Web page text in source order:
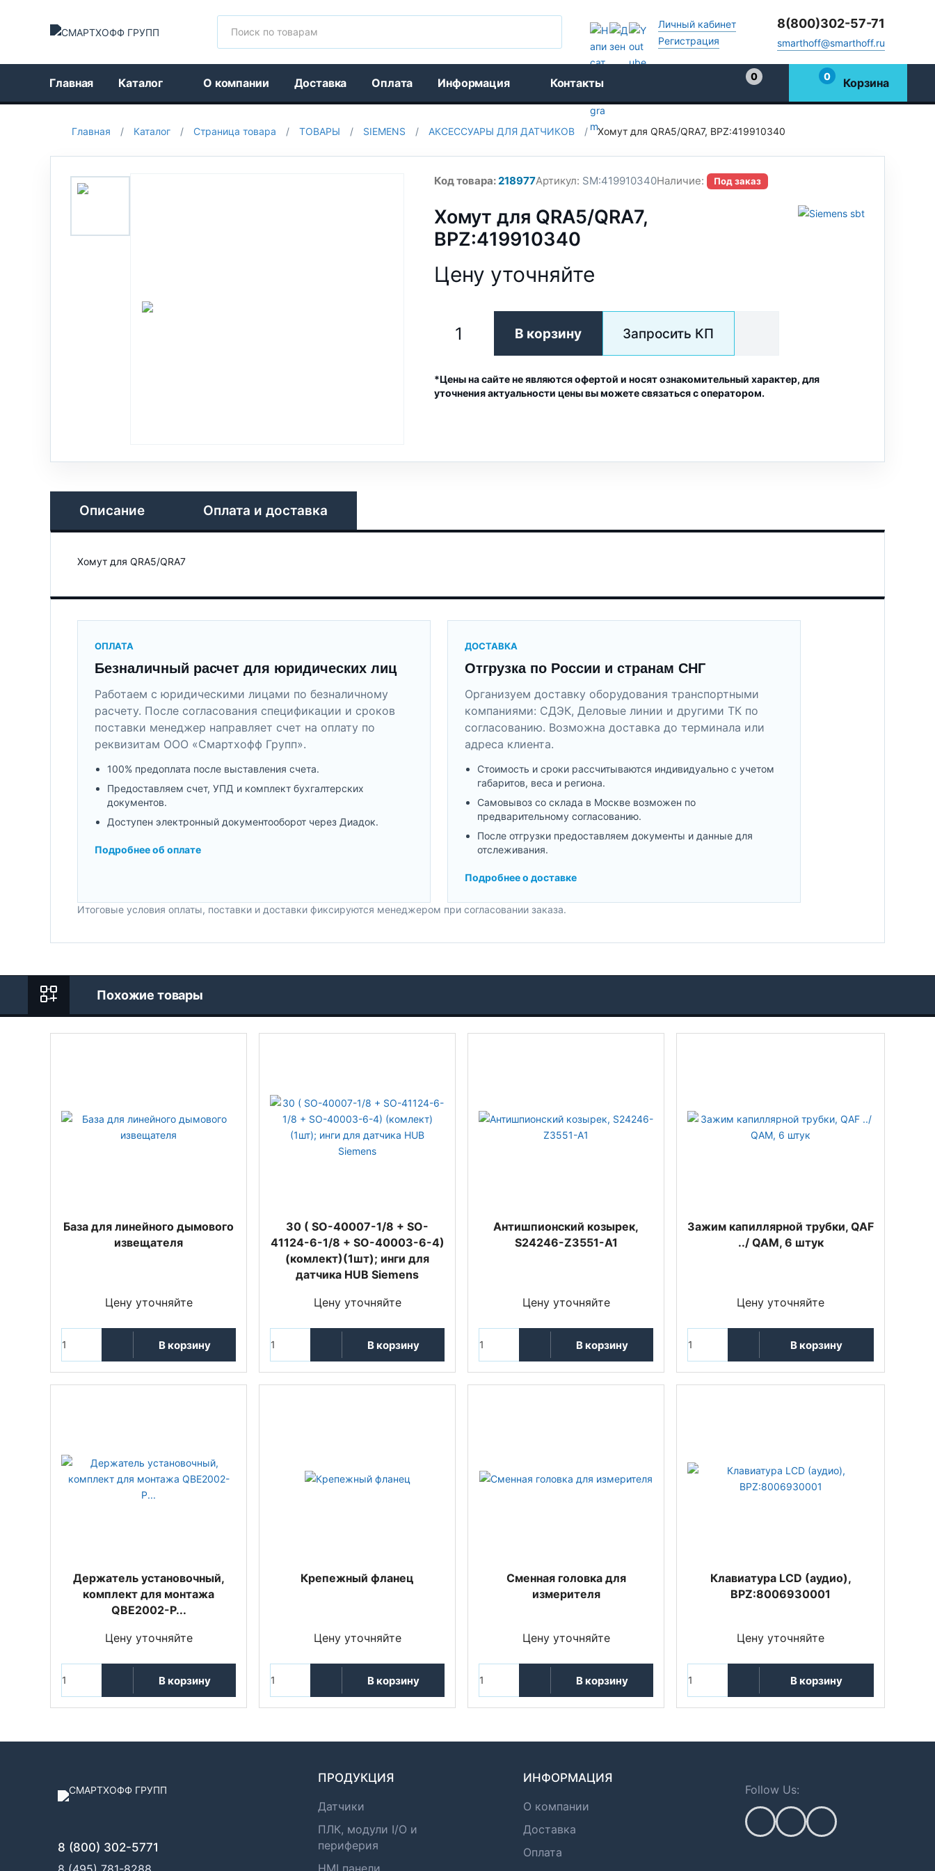
Личный кабинет
Регистрация
8(800)302-57-71
smarthoff@smarthoff.ru
Главная Каталог О компании Доставка Оплата Информация Контакты
0
0 Корзина
Главная / Каталог / Страница товара / ТОВАРЫ / SIEMENS / АКСЕССУАРЫ ДЛЯ ДАТЧИКОВ / Хомут для QRA5/QRA7, BPZ:419910340
Код товара:218977Артикул: SM:419910340Наличие: Под заказ
Хомут для QRA5/QRA7,
BPZ:419910340
Цену уточняйте
В корзину Запросить КП
*Цены на сайте не являются офертой и носят ознакомительный характер, для
уточнения актуальности цены вы можете связаться с оператором.
Описание Оплата и доставка
Хомут для QRA5/QRA7
ОПЛАТА
Безналичный расчет для юридических лиц
Работаем с юридическими лицами по безналичному
расчету. После согласования спецификации и сроков
поставки менеджер направляет счет на оплату по
реквизитам ООО «Смартхофф Групп».
100% предоплата после выставления счета.
Предоставляем счет, УПД и комплект бухгалтерских
документов.
Доступен электронный документооборот через Диадок.
Подробнее об оплате
ДОСТАВКА
Отгрузка по России и странам СНГ
Организуем доставку оборудования транспортными
компаниями: СДЭК, Деловые линии и другими ТК по
согласованию. Возможна доставка до терминала или
адреса клиента.
Стоимость и сроки рассчитываются индивидуально с учетом
габаритов, веса и региона.
Самовывоз со склада в Москве возможен по
предварительному согласованию.
После отгрузки предоставляем документы и данные для
отслеживания.
Подробнее о доставке
Итоговые условия оплаты, поставки и доставки фиксируются менеджером при согласовании заказа.
Похожие товары
База для линейного дымового
извещателя
Цену уточняйте
В корзину
30 ( SO-40007-1/8 + SO-
41124-6-1/8 + SO-40003-6-4)
(комлект)(1шт); инги для
датчика HUB Siemens
Цену уточняйте
В корзину
Антишпионский козырек,
S24246-Z3551-A1
Цену уточняйте
В корзину
Зажим капиллярной трубки, QAF
../ QAM, 6 штук
Цену уточняйте
В корзину
Держатель установочный,
комплект для монтажа
QBE2002-P...
Цену уточняйте
В корзину
Крепежный фланец
Цену уточняйте
В корзину
Сменная головка для
измерителя
Цену уточняйте
В корзину
Клавиатура LCD (аудио),
BPZ:8006930001
Цену уточняйте
В корзину
8 (800) 302-5771
ПРОДУКЦИЯ
Датчики
ПЛК, модули I/O и
периферия
HMI панели
ИНФОРМАЦИЯ
О компании
Доставка
Оплата
Follow Us: